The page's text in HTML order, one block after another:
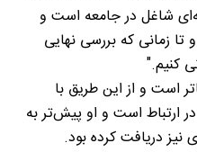
شاغل در جامعه است و
زمانی که بررسی نهایی
کنیم."
است و از این طریق با
ارتباط است و او پیش‌تر به
نیز دریافت کرده بود.